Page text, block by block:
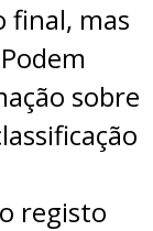
final, mas
sobre
registo